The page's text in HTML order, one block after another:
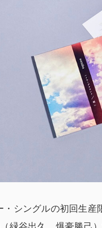
・シングルの初回生